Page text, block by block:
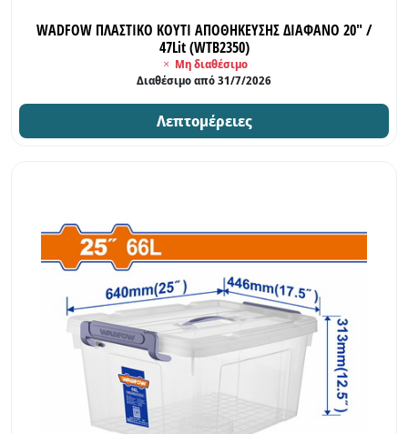
WADFOW ΠΛΑΣΤΙΚΟ ΚΟΥΤΙ ΑΠΟΘΗΚΕΥΣΗΣ ΔΙΑΦΑΝΟ 20" /
47Lit (WTB2350)
Μη διαθέσιμο
Διαθέσιμο από 31/7/2026
Λεπτομέρειες